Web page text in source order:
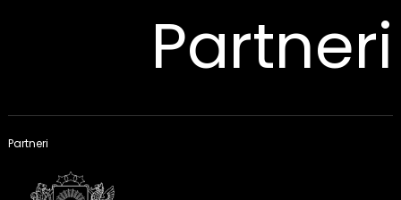
Partneri
Partneri